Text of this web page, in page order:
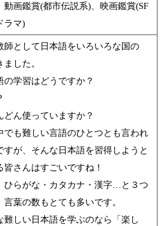
動画鑑賞(都市伝説系)、映画鑑賞(SF
ラマ)
師として日本語をいろいろな国の
した。
の学習はどうですか？
どん使っていますか？
でも難しい言語のひとつとも言われ
すが、そんな日本語を習得しようと
さんはすごいですね！
ひらがな・カタカナ・漢字…と３つ
言葉の数もとても多いです。
難しい日本語を学ぶのなら「楽し